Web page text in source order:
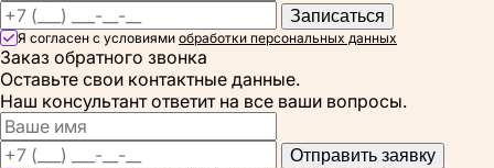
Записаться
Я согласен с условиями обработки персональных данных
Заказ обратного звонка
Оставьте свои контактные данные.
Наш консультант ответит на все ваши вопросы.
Отправить заявку